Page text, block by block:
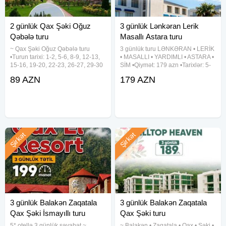
2 günlük Qax Şəki Oğuz
Qəbələ turu
~ Qax Şəki Oğuz Qəbələ turu
•Turun tarixi: 1-2, 5-6, 8-9, 12-13,
15-16, 19-20, 22-23, 26-27, 29-30
89 azn - Həftəsonu: 99 azn -
89 AZN
3 günlük Lənkəran Lerik
Masallı Astara turu
3 günlük turu LƏNKƏRAN • LERİK
• MASALLI • YARDIMLI • ASTARA •
SİM •Qiymət: 179 azn •Tarixlər: 5-
Avqust ✓Tura daxildir: - Vıp
179 AZN
3 günlük Balakən Zaqatala
Qax Şəki İsmayıllı turu
Şirkət
3 günlük Balakən Zaqatala
Qax Şəki turu
Şirkət